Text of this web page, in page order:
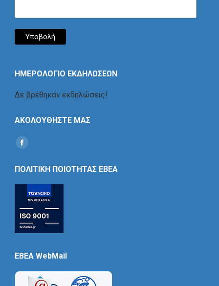
ΗΜΕΡΟΛΟΓΙΟ ΕΚΔΗΛΩΣΕΩΝ
Δε βρέθηκαν εκδηλώσεις!
ΑΚΟΛΟΥΘΗΣΤΕ ΜΑΣ
Find us on:
Social
ΠΟΛΙΤΙΚΗ ΠΟΙΟΤΗΤΑΣ ΕΒΕΑ
EBEA WebMail